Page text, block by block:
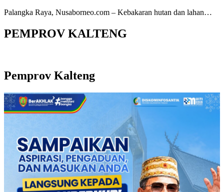
Palangka Raya, Nusaborneo.com – Kebakaran hutan dan lahan…
PEMPROV KALTENG
Pemprov Kalteng